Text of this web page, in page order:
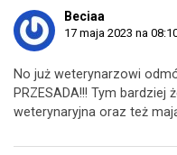
Beciaa
17 maja 2023 na
No już weterynarzowi
PRZESADA!!! Tym
weterynaryjna oraz też